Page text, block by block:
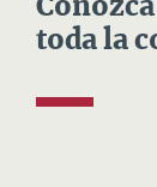
toda la